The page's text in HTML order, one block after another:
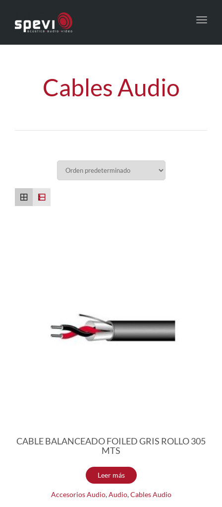
Cables Audio
CABLE BALANCEADO FOILED GRIS ROLLO 305
MTS
Leer más
Accesorios Audio,Audio,Cables Audio